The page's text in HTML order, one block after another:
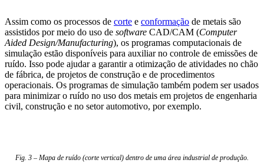
Assim como os processos de corte e conformação de metais são
assistidos por meio do uso de software CAD/CAM (Computer
Aided Design/Manufacturing), os programas computacionais de
simulação estão disponíveis para auxiliar no controle de emissões de
ruído. Isso pode ajudar a garantir a otimização de atividades no chão
de fábrica, de projetos de construção e de procedimentos
operacionais. Os programas de simulação também podem ser usados
para minimizar o ruído no uso dos metais em projetos de engenharia
civil, construção e no setor automotivo, por exemplo.
Fig. 3 – Mapa de ruído (corte vertical) dentro de uma área industrial de produção.